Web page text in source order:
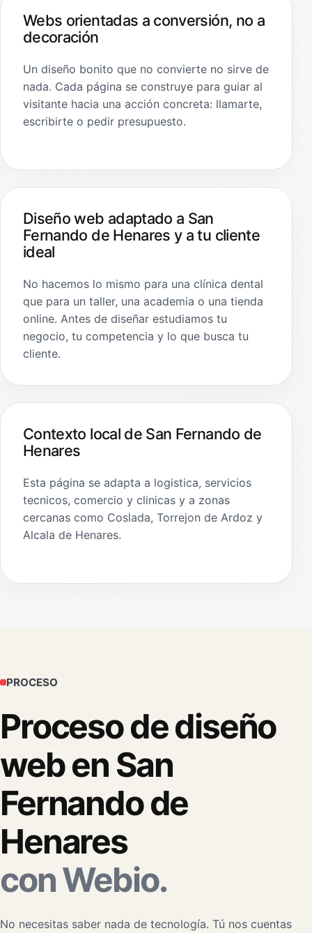
Webs orientadas a conversión, no a
decoración
Un diseño bonito que no convierte no sirve de
nada. Cada página se construye para guiar al
visitante hacia una acción concreta: llamarte,
escribirte o pedir presupuesto.
Diseño web adaptado a San
Fernando de Henares y a tu cliente
ideal
No hacemos lo mismo para una clínica dental
que para un taller, una academia o una tienda
online. Antes de diseñar estudiamos tu
negocio, tu competencia y lo que busca tu
cliente.
Contexto local de San Fernando de
Henares
Esta página se adapta a logistica, servicios
tecnicos, comercio y clinicas y a zonas
cercanas como Coslada, Torrejon de Ardoz y
Alcala de Henares.
PROCESO
Proceso de diseño
web en San
Fernando de
Henares
con Webio.
No necesitas saber nada de tecnología. Tú nos cuentas